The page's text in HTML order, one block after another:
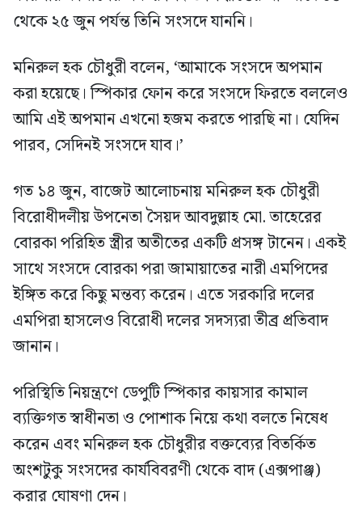
থেকে ২৫ জুন পর্যন্ত তিনি সংসদে যাননি।
মনিরুল হক চৌধুরী বলেন, ‘আমাকে সংসদে অপমান
করা হয়েছে। স্পিকার ফোন করে সংসদে ফিরতে বললেও
আমি এই অপমান এখনো হজম করতে পারছি না। যেদিন
পারব, সেদিনই সংসদে যাব।’
গত ১৪ জুন, বাজেট আলোচনায় মনিরুল হক চৌধুরী
বিরোধীদলীয় উপনেতা সৈয়দ আবদুল্লাহ মো. তাহেরের
বোরকা পরিহিত স্ত্রীর অতীতের একটি প্রসঙ্গ টানেন। একই
সাথে সংসদে বোরকা পরা জামায়াতের নারী এমপিদের
ইঙ্গিত করে কিছু মন্তব্য করেন। এতে সরকারি দলের
এমপিরা হাসলেও বিরোধী দলের সদস্যরা তীব্র প্রতিবাদ
জানান।
পরিস্থিতি নিয়ন্ত্রণে ডেপুটি স্পিকার কায়সার কামাল
ব্যক্তিগত স্বাধীনতা ও পোশাক নিয়ে কথা বলতে নিষেধ
করেন এবং মনিরুল হক চৌধুরীর বক্তব্যের বিতর্কিত
অংশটুকু সংসদের কার্যবিবরণী থেকে বাদ (এক্সপাঞ্জ)
করার ঘোষণা দেন।